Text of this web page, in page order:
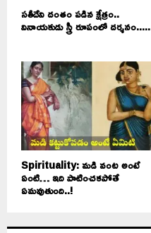
సతీదేవి దంతం పడిన క్షేత్రం..
వినాయకుడు స్త్రీ రూపంలో దర్శనం.....
Spirituality: మడి వంట అంటే
ఏంటి… ఇది పాటించకపోతే
ఏమవుతుంది..!